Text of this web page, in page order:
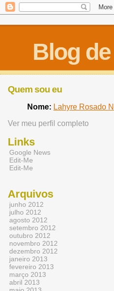
Blog
Quem sou eu
Nome: Lahyre Rosado
Ver meu perfil completo
Links
Google News
Edit-Me
Edit-Me
Arquivos
junho 2012
julho 2012
agosto 2012
setembro 2012
outubro 2012
novembro 2012
dezembro 2012
janeiro 2013
fevereiro 2013
março 2013
abril 2013